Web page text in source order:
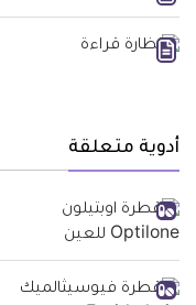
أدوية متعلقة